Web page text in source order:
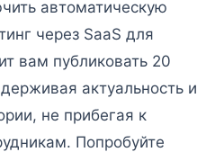
автоматическую
через SaaS для
вам публиковать 20
актуальность и
не прибегая к
Попробуйте